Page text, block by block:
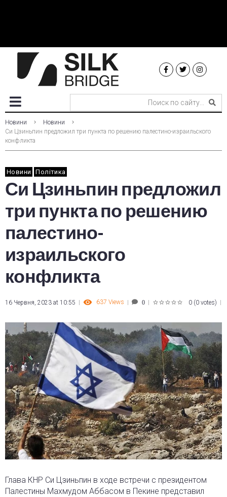
Новини
Новини
Си Цзиньпин предложил три пункта по решению палестино-израильского
конфликта
Новини Політика
Си Цзиньпин предложил
три пункта по решению
палестино-
израильского
конфликта
16 Червня, 2023 at 10:55 637 Views 0 0 (0 votes)
Глава КНР Си Цзиньпин в ходе встречи с президентом
Палестины Махмудом Аббасом в Пекине представил